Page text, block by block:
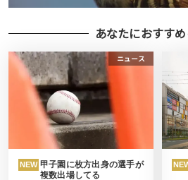
あなたにおすす
ニュース
NEW 甲子園に枚方出身の選手が
複数出場してる